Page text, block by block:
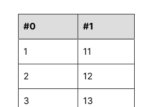
m=matrix(1..10, 11..20);
m;
#0 #1
1 11
2 12
3 13